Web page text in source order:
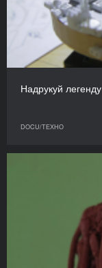
Надрукуй легенду
DOCU/ТЕХНО